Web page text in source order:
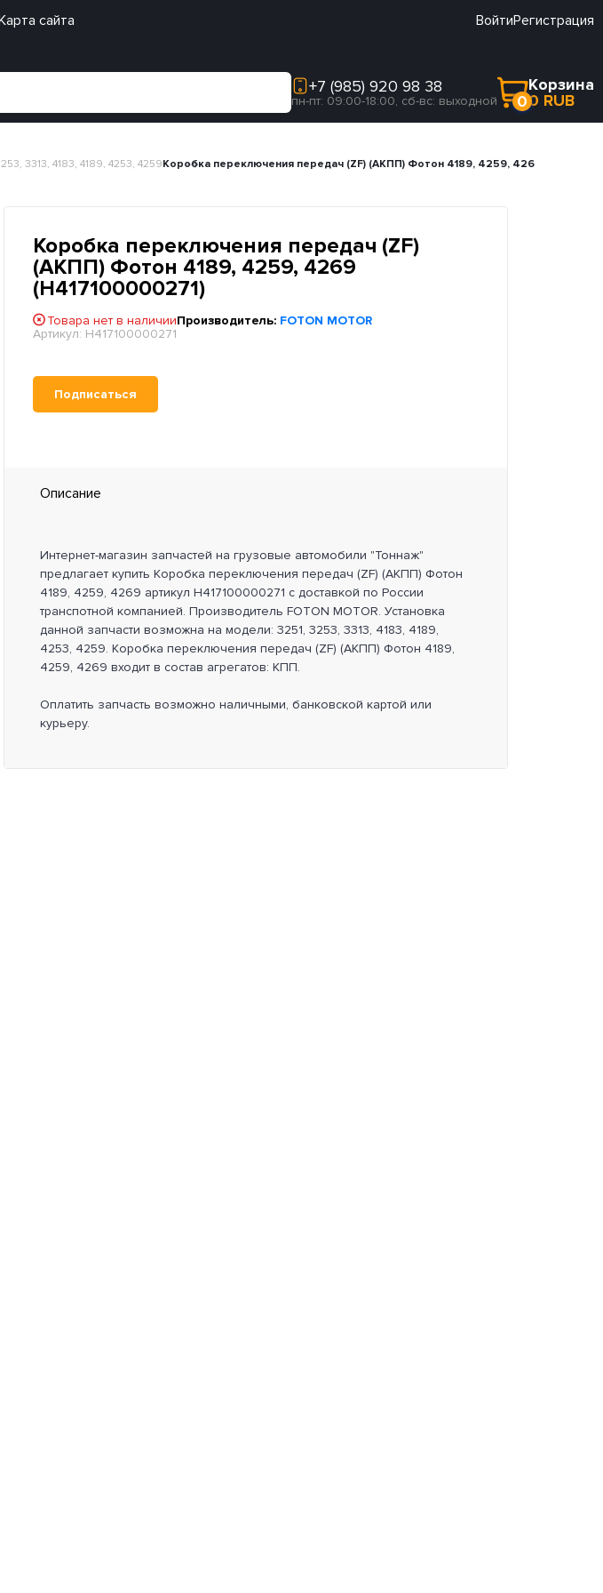
сайта ВойтиРегистрация
+7 (985) 920 98 38
пн-пт: 09:00-18:00, сб-вс: выходной 0
Корзина
0 RUB
3313, 4183, 4189, 4253, 4259Коробка переключения передач (ZF) (АКПП) Фотон 4189, 4259, 4269
Коробка переключения передач (ZF)
(АКПП) Фотон 4189, 4259, 4269
(H417100000271)
Товара нет в наличииПроизводитель: FOTON MOTOR
Артикул: H417100000271
Подписаться
Описание
Интернет-магазин запчастей на грузовые автомобили "Тоннаж"
предлагает купить Коробка переключения передач (ZF) (АКПП) Фотон
4189, 4259, 4269 артикул H417100000271 с доставкой по России
транспотной компанией. Производитель FOTON MOTOR. Установка
данной запчасти возможна на модели: 3251, 3253, 3313, 4183, 4189,
4253, 4259. Коробка переключения передач (ZF) (АКПП) Фотон 4189,
4259, 4269 входит в состав агрегатов: КПП.
Оплатить запчасть возможно наличными, банковской картой или
курьеру.